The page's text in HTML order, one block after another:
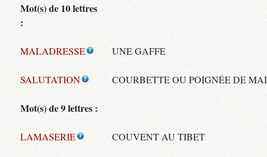
Mot(s) de 10 lettres
:
MALADRESSE UNE GAFFE
SALUTATION COURBETTE OU POIGNÉE DE
Mot(s) de 9 lettres :
LAMASERIE COUVENT AU TIBET